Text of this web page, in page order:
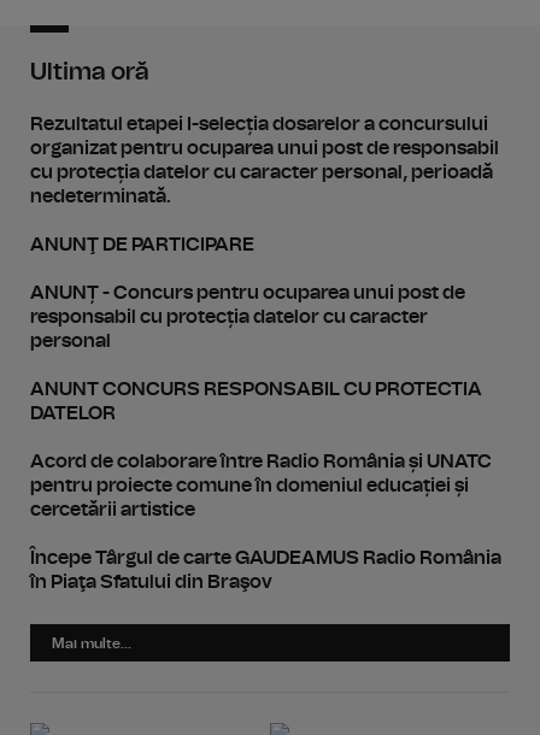
Ultima oră
Rezultatul etapei I-selecția dosarelor a concursului
organizat pentru ocuparea unui post de responsabil
cu protecția datelor cu caracter personal, perioadă
nedeterminată.
ANUNŢ DE PARTICIPARE
ANUNȚ - Concurs pentru ocuparea unui post de
responsabil cu protecția datelor cu caracter
personal
ANUNT CONCURS RESPONSABIL CU PROTECTIA
DATELOR
Acord de colaborare între Radio România și UNATC
pentru proiecte comune în domeniul educației și
cercetării artistice
Începe Târgul de carte GAUDEAMUS Radio România
în Piaţa Sfatului din Braşov
Mai multe...